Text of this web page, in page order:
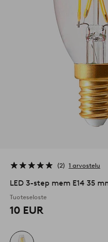
2 1 arvostelu
LED 3-step mem E14 35
Tuoteseloste
10 EUR